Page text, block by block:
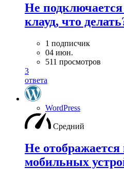
Не
клауд, что
1 подписчик
04 июн.
511 просмотров
3
ответа
WordPress
Средний
Не
мобильных